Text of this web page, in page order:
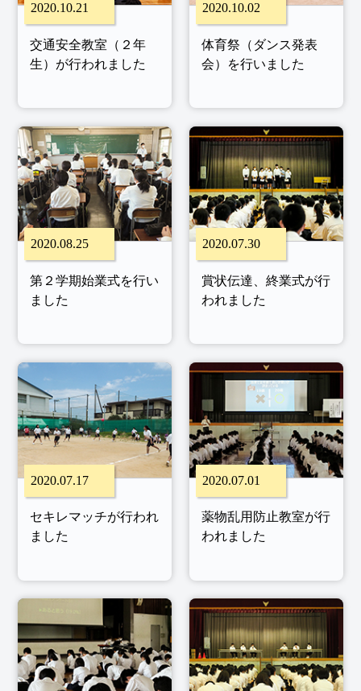
2020.10.21
交通安全教室（２年
生）が行われました
2020.10.02
体育祭（ダンス発表
会）を行いました
2020.08.25
第２学期始業式を行い
ました
2020.07.30
賞状伝達、終業式が行
われました
2020.07.17
セキレマッチが行われ
ました
2020.07.01
薬物乱用防止教室が行
われました